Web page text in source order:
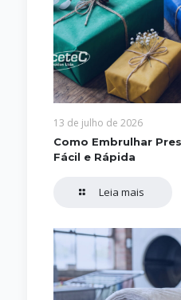
13 de julho de 2026
Como Embrulhar
Fácil e Rápida
Leia mais